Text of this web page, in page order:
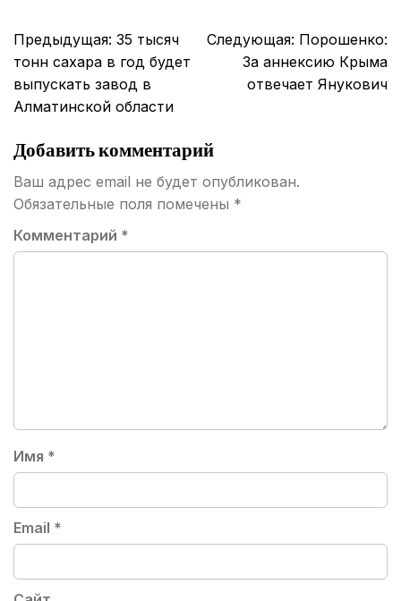
Навигация
по
Предыдущая: 35 тысяч
тонн сахара в год будет
выпускать завод в
Алматинской области
Следующая: Порошенко:
За аннексию Крыма
отвечает Янукович
Добавить комментарий
Ваш адрес email не будет опубликован.
Обязательные поля помечены *
Комментарий *
Имя *
Email *